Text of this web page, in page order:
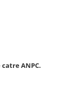
ANPC.